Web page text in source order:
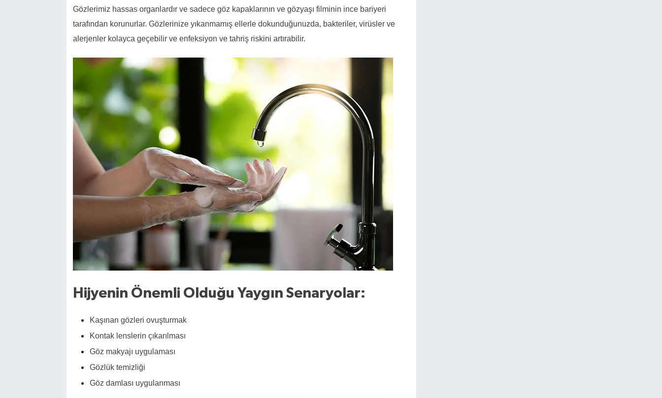
Gözlerimiz hassas organlardır ve sadece göz kapaklarının ve gözyaşı filminin ince bariyeri
tarafından korunurlar. Gözlerinize yıkanmamış ellerle dokunduğunuzda, bakteriler, virüsler ve
alerjenler kolayca geçebilir ve enfeksiyon ve tahriş riskini artırabilir.
Hijyenin Önemli Olduğu Yaygın Senaryolar:
Kaşınan gözleri ovuşturmak
Kontak lenslerin çıkarılması
Göz makyajı uygulaması
Gözlük temizliği
Göz damlası uygulanması